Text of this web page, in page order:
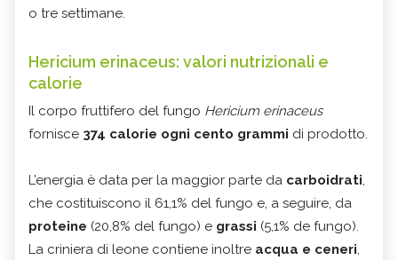
o tre settimane.
Hericium erinaceus: valori nutrizionali e
calorie
Il corpo fruttifero del fungo Hericium erinaceus
fornisce 374 calorie ogni cento grammi di prodotto.
L’energia è data per la maggior parte da carboidrati,
che costituiscono il 61,1% del fungo e, a seguire, da
proteine (20,8% del fungo) e grassi (5,1% de fungo).
La criniera di leone contiene inoltre acqua e ceneri,